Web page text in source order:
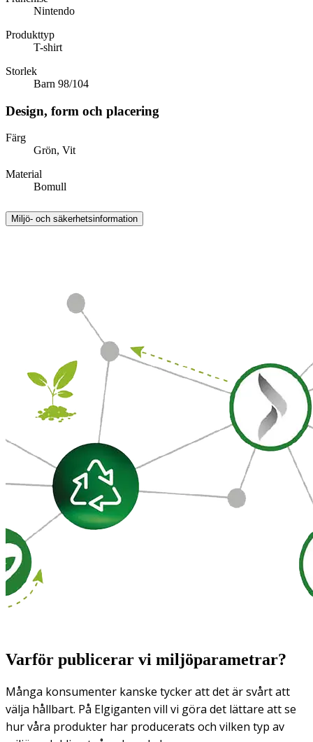
Nintendo
Produkttyp
T-shirt
Storlek
Barn 98/104
Design, form och placering
Färg
Grön, Vit
Material
Bomull
Miljö- och säkerhetsinformation
Varför publicerar vi miljöparametrar?
Många konsumenter kanske tycker att det är svårt att
välja hållbart. På Elgiganten vill vi göra det lättare att se
hur våra produkter har producerats och vilken typ av